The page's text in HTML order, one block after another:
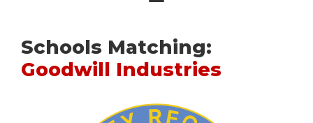
Schools Matching:
Goodwill Industries